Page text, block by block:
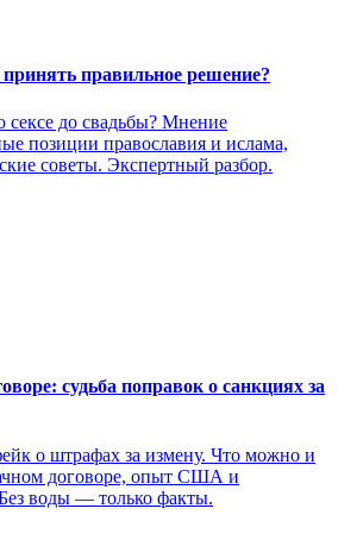
правильное решение?
сексе до свадьбы? Мнение
позиции православия и ислама,
советы. Экспертный разбор.
судьба поправок о санкциях за
о штрафах за измену. Что можно и
договоре, опыт США и
воды — только факты.